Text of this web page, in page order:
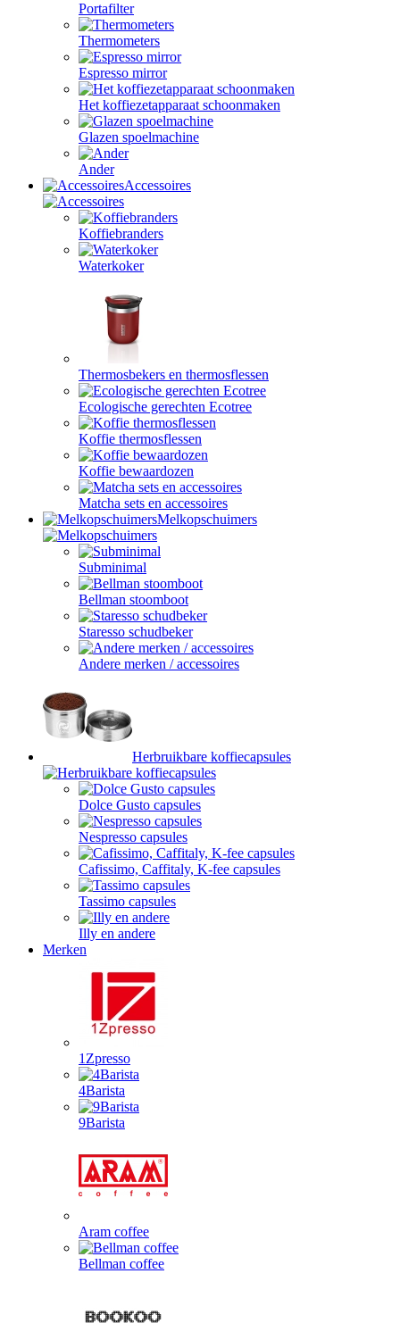
Portafilter
Thermometers
Espresso mirror
Het koffiezetapparaat schoonmaken
Glazen spoelmachine
Ander
Accessoires
Koffiebranders
Waterkoker
Thermosbekers en thermosflessen
Ecologische gerechten Ecotree
Koffie thermosflessen
Koffie bewaardozen
Matcha sets en accessoires
Melkopschuimers
Subminimal
Bellman stoomboot
Staresso schudbeker
Andere merken / accessoires
Herbruikbare koffiecapsules
Dolce Gusto capsules
Nespresso capsules
Cafissimo, Caffitaly, K-fee capsules
Tassimo capsules
Illy en andere
Merken
1Zpresso
4Barista
9Barista
Aram coffee
Bellman coffee